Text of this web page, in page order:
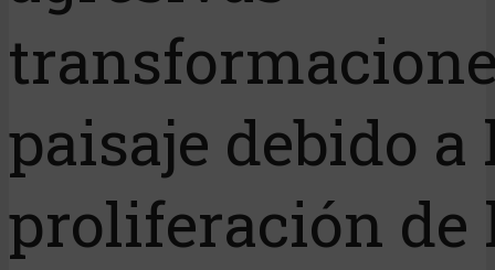
paisaje debido a
proliferación de